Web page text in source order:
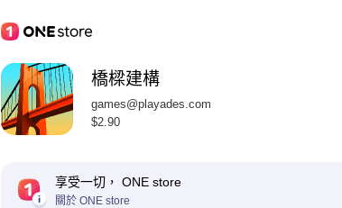
橋樑建構
games@playades.com
$2.90
享受一切， ONE store
關於 ONE store